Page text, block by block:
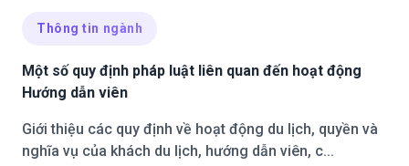
Thông tin ngành
Một số quy định pháp luật liên quan đến hoạt động
Hướng dẫn viên
Giới thiệu các quy định về hoạt động du lịch, quyền và
nghĩa vụ của khách du lịch, hướng dẫn viên, c...